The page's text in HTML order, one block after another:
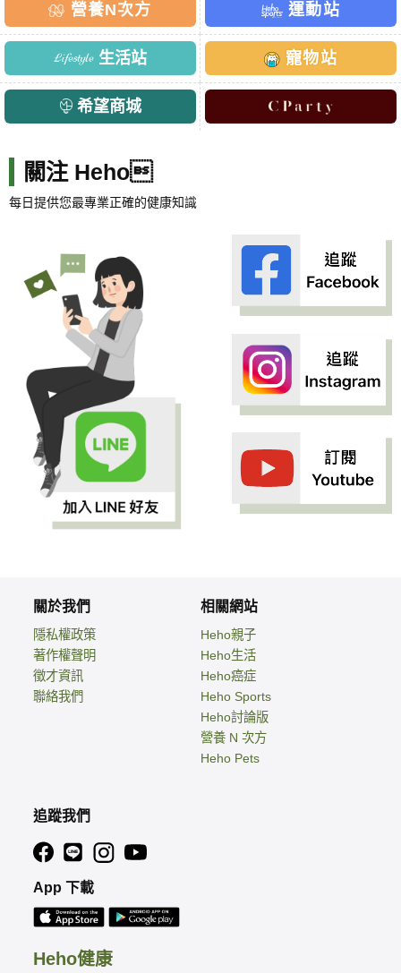
營養N次方 運動站
生活站 寵物站
希望商城
關注 Heho
每日提供您最專業正確的健康知識
Heho健康
關於我們
隱私權政策
著作權聲明
徵才資訊
聯絡我們
相關網站
Heho親子
Heho生活
Heho癌症
Heho Sports
Heho討論版
營養 N 次方
Heho Pets
追蹤我們
App 下載